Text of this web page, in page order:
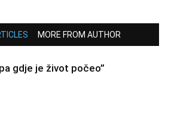
MORE FROM AUTHOR
gdje je život počeo”